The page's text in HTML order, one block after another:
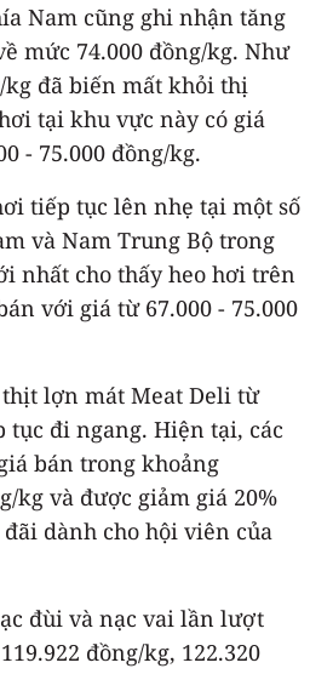
Nam cũng ghi nhận tăng
mức 74.000 đồng/kg. Như
kg đã biến mất khỏi thị
tại khu vực này có giá
- 75.000 đồng/kg.
tiếp tục lên nhẹ tại một số
và Nam Trung Bộ trong
nhất cho thấy heo hơi trên
với giá từ 67.000 - 75.000
thịt lợn mát Meat Deli từ
tục đi ngang. Hiện tại, các
bán trong khoảng
kg và được giảm giá 20%
dành cho hội viên của
đùi và nạc vai lần lượt
đồng/kg, 122.320